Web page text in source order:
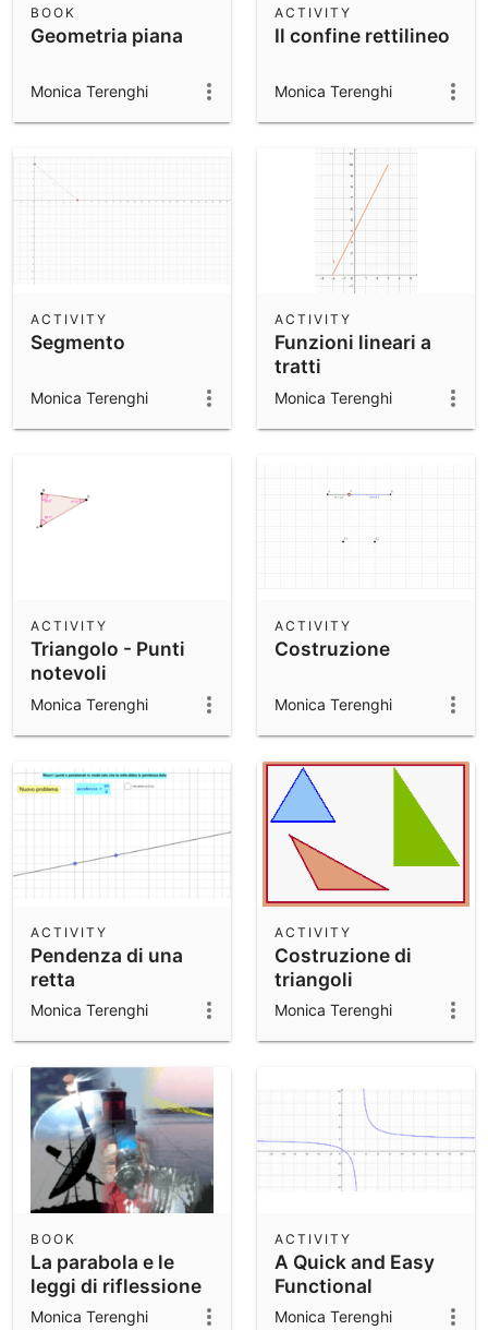
Geometria piana
BOOK
Monica Terenghi
Il confine rettilineo
ACTIVITY
Monica Terenghi
Segmento
ACTIVITY
Monica Terenghi
Funzioni lineari a
tratti
ACTIVITY
Monica Terenghi
Triangolo - Punti
notevoli
ACTIVITY
Monica Terenghi
Costruzione
ACTIVITY
Monica Terenghi
Pendenza di una
retta
ACTIVITY
Monica Terenghi
Costruzione di
triangoli
ACTIVITY
Monica Terenghi
La parabola e le
leggi di riflessione
BOOK
Monica Terenghi
A Quick and Easy
Functional
Equation
ACTIVITY
Monica Terenghi